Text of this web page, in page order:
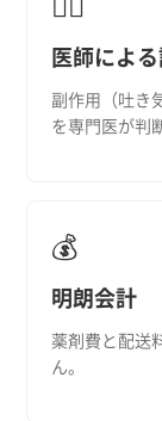
👨‍⚕️
医師によ
副作用（吐き
を専門医が判
💰
明朗会計
薬剤費と配送
ん。